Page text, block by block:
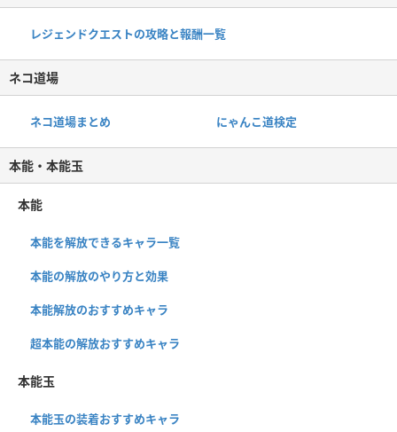
レジェンドクエストの攻略と報酬一覧
ネコ道場
ネコ道場まとめ にゃんこ道検定
本能・本能玉
本能
本能を解放できるキャラ一覧
本能の解放のやり方と効果
本能解放のおすすめキャラ
超本能の解放おすすめキャラ
本能玉
本能玉の装着おすすめキャラ